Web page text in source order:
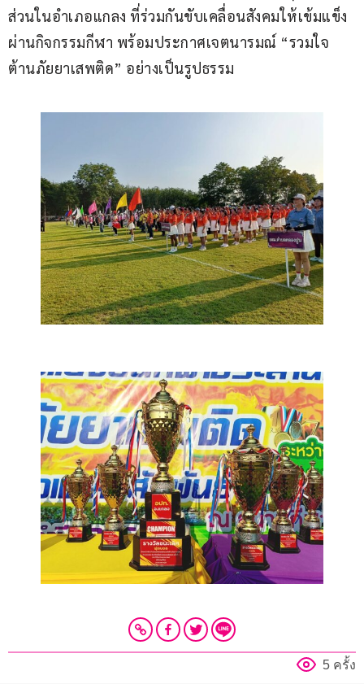
ส่วนในอำเภอแกลง ที่ร่วมกันขับเคลื่อนสังคมให้เข้มแข็ง
ผ่านกิจกรรมกีฬา พร้อมประกาศเจตนารมณ์ “รวมใจ
ต้านภัยยาเสพติด” อย่างเป็นรูปธรรม
5 ครั้ง